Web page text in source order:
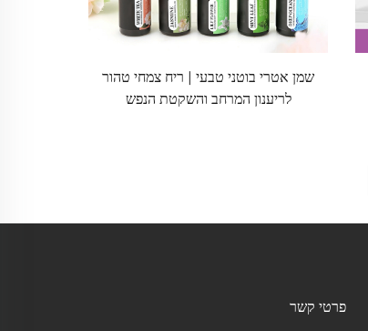
שמן אטרי בוטני טבעי | ריח צמחי טהור
לריענון המרחב והשקטת הנפש
פרטי קשר